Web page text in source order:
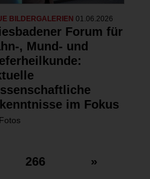
BILDERGALERIEN01.06.2026
Forum für
, Mund- und
im Fokus
266 »